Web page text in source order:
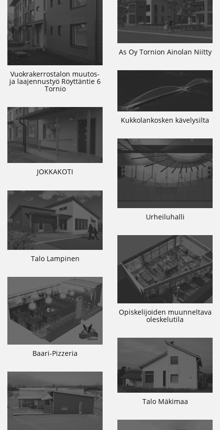
Vuokrakerrostalon muutos-
ja laajennustyö Röyttäntie 6
Tornio
As Oy Tornion Ainolan Niitty
Kukkolankosken kävelysilta
JOKKAKOTI
Urheiluhalli
Talo Lampinen
Opiskelijoiden muunneltava
oleskelutila
Baari-Pizzeria
Talo Mäkimaa